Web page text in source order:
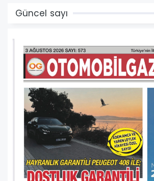
Güncel sayı